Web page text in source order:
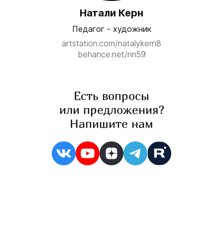
Натали Керн
Педагог - художник
artstation.com/natalykern8
behance.net/nn59
Есть вопросы
или предложения?
Напишите нам